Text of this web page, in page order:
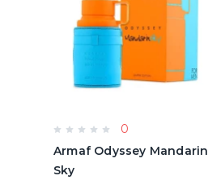
0
Armaf Odyssey Mandarin
Sky